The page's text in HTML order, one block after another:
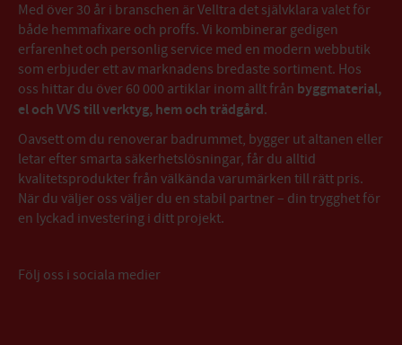
Med över 30 år i branschen är Velltra det självklara valet för
både hemmafixare och proffs. Vi kombinerar gedigen
erfarenhet och personlig service med en modern webbutik
som erbjuder ett av marknadens bredaste sortiment. Hos
oss hittar du över 60 000 artiklar inom allt från byggmaterial,
el och VVS till verktyg, hem och trädgård.
Oavsett om du renoverar badrummet, bygger ut altanen eller
letar efter smarta säkerhetslösningar, får du alltid
kvalitetsprodukter från välkända varumärken till rätt pris.
När du väljer oss väljer du en stabil partner – din trygghet för
en lyckad investering i ditt projekt.
Följ oss i sociala medier